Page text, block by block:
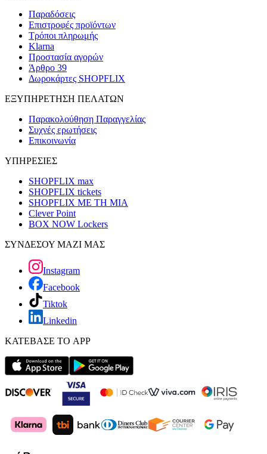
Παραδόσεις
Επιστροφές προϊόντων
Τρόποι πληρωμής
Klarna
Προστασία αγορών
Άρθρο 39
Δωροκάρτες SHOPFLIX
ΕΞΥΠΗΡΕΤΗΣΗ ΠΕΛΑΤΩΝ
Παρακολούθηση Παραγγελίας
Συχνές ερωτήσεις
Επικοινωνία
ΥΠΗΡΕΣΙΕΣ
SHOPFLIX max
SHOPFLIX tickets
SHOPFLIX ΜΕ ΤΗ ΜΙΑ
Clever Point
BOX NOW Lockers
ΣΥΝΔΕΣΟΥ ΜΑΖΙ ΜΑΣ
Instagram
Facebook
Tiktok
Linkedin
ΚΑΤΕΒΑΣΕ ΤΟ APP